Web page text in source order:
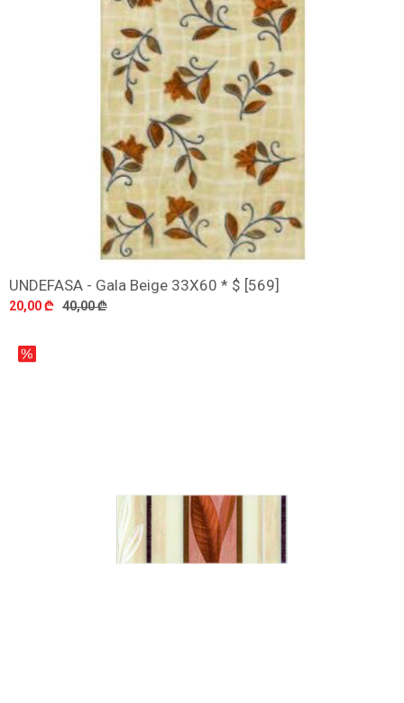
დამატება
UNDEFASA - Gala Beige 33X60 * $ [569]
20,00 ₾ 40,00 ₾